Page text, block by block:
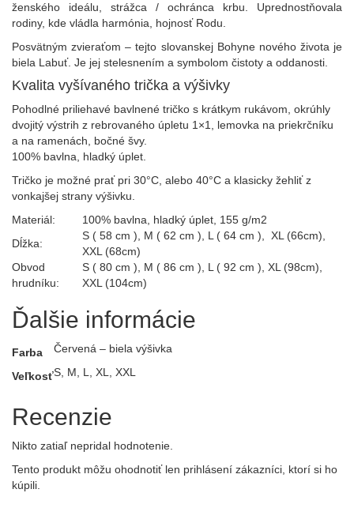
ženského ideálu, strážca / ochránca krbu. Uprednostňovala
rodiny, kde vládla harmónia, hojnosť Rodu.
Posvätným zvieraťom – tejto slovanskej Bohyne nového života je
biela Labuť. Je jej stelesnením a symbolom čistoty a oddanosti.
Kvalita vyšívaného trička a výšivky
Pohodlné priliehavé bavlnené tričko s krátkym rukávom, okrúhly
dvojitý výstrih z rebrovaného úpletu 1×1, lemovka na priekrčníku
a na ramenách, bočné švy.
100% bavlna, hladký úplet.
Tričko je možné prať pri 30°C, alebo 40°C a klasicky žehliť z
vonkajšej strany výšivku.
Materiál:
100% bavlna, hladký úplet, 155 g/m2
Dĺžka:
S ( 58 cm ), M ( 62 cm ), L ( 64 cm ), XL (66cm),
XXL (68cm)
Obvod
hrudníku:
S ( 80 cm ), M ( 86 cm ), L ( 92 cm ), XL (98cm),
XXL (104cm)
Ďalšie informácie
Farba Červená – biela výšivka
VeľkosťS, M, L, XL, XXL
Recenzie
Nikto zatiaľ nepridal hodnotenie.
Tento produkt môžu ohodnotiť len prihlásení zákazníci, ktorí si ho
kúpili.